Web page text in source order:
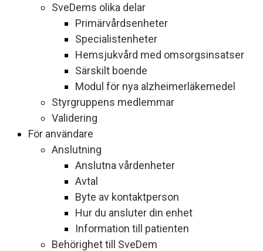
SveDems olika delar
Primärvårdsenheter
Specialistenheter
Hemsjukvård med omsorgsinsatser
Särskilt boende
Modul för nya alzheimerläkemedel
Styrgruppens medlemmar
Validering
För användare
Anslutning
Anslutna vårdenheter
Avtal
Byte av kontaktperson
Hur du ansluter din enhet
Information till patienten
Behörighet till SveDem